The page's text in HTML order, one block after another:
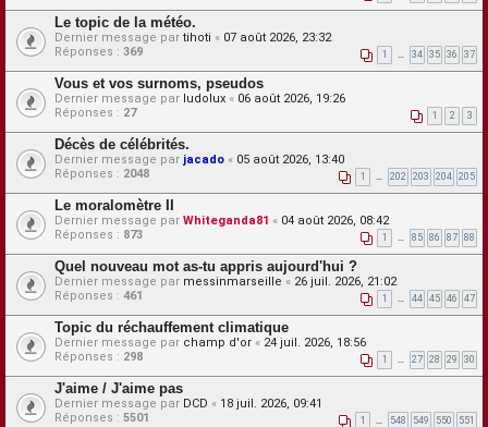
Le topic de la météo.
Dernier message par tihoti « 07 août 2026, 23:32
Réponses : 369 1 … 34 35 36 37
Vous et vos surnoms, pseudos
Dernier message par ludolux « 06 août 2026, 19:26
Réponses : 27 1 2 3
Décès de célébrités.
Dernier message par jacado « 05 août 2026, 13:40
Réponses : 2048 1 … 202 203 204 205
Le moralomètre II
Dernier message par Whiteganda81 « 04 août 2026, 08:42
Réponses : 873 1 … 85 86 87 88
Quel nouveau mot as-tu appris aujourd'hui ?
Dernier message par messinmarseille « 26 juil. 2026, 21:02
Réponses : 461 1 … 44 45 46 47
Topic du réchauffement climatique
Dernier message par champ d'or « 24 juil. 2026, 18:56
Réponses : 298 1 … 27 28 29 30
J'aime / J'aime pas
Dernier message par DCD « 18 juil. 2026, 09:41
Réponses : 5501 1 … 548 549 550 551